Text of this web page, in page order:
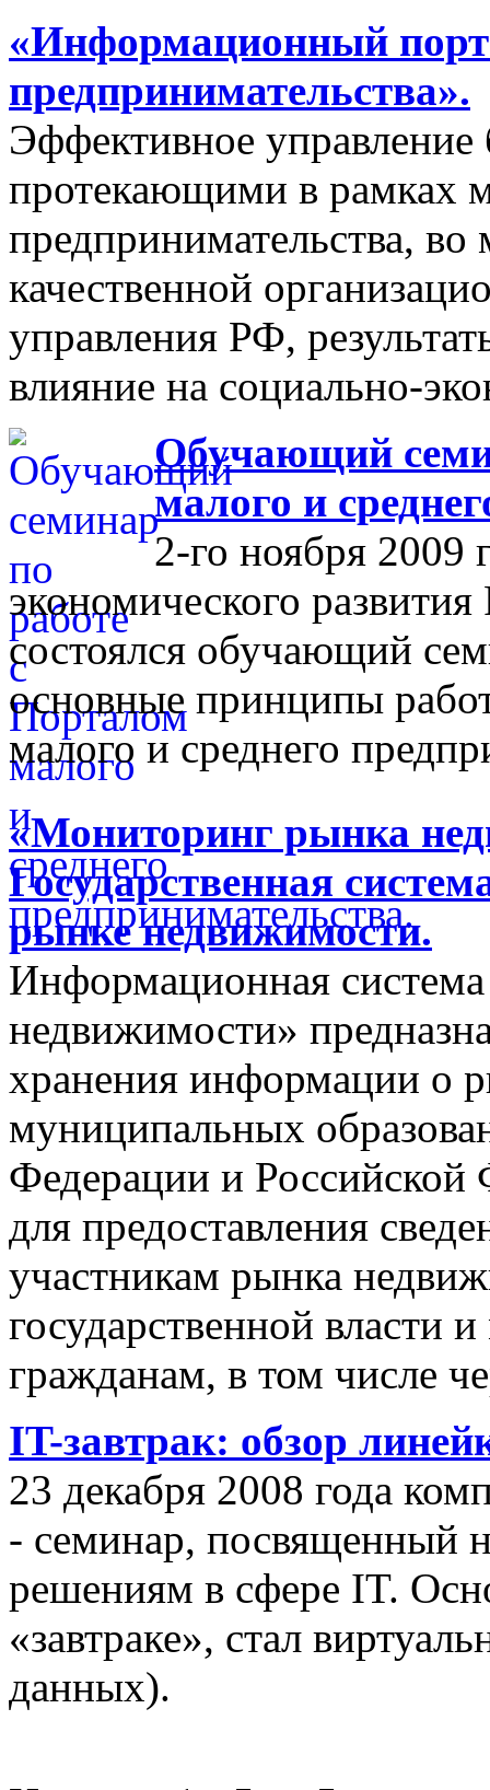
«Информационный
предпринимательства».
Эффективное управление
протекающими в рамках
предпринимательства,
качественной
управления РФ,
влияние на социально-
Обучающий
малого и
2-го ноября 2009
экономического
состоялся обучающий
основные принципы
малого и среднего
«Мониторинг рынка
Государственная
рынке недвижимости.
Информационная
недвижимости»
хранения информации о
муниципальных
Федерации и Российской
для предоставления
участникам рынка
государственной власти
гражданам, в том числе
IT-завтрак: обзор
23 декабря 2008 года
- семинар, посвященный
решениям в сфере IT.
«завтраке», стал
данных).